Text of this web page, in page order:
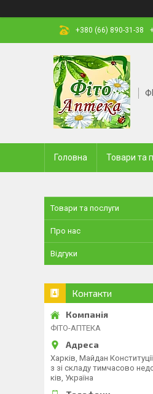
+380 (66) 890-31-38
Головна Товари та
Товари та послуги
Про нас
Відгуки
Контакти
ФІТО-АПТЕКА
Харків, Майдан
з зі складу тимчасово
ків, Україна